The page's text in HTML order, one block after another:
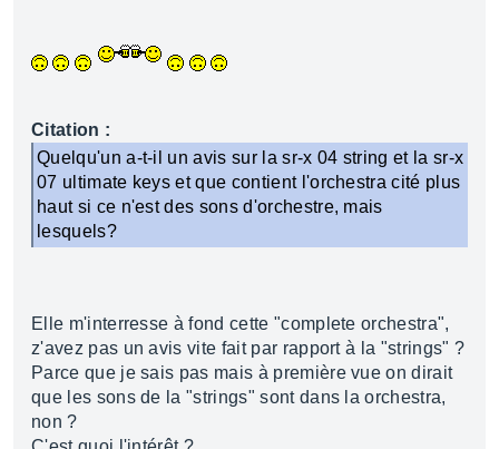
Citation :
Quelqu'un a-t-il un avis sur la sr-x 04 string et la sr-x
07 ultimate keys et que contient l'orchestra cité plus
haut si ce n'est des sons d'orchestre, mais
lesquels?
Elle m'interresse à fond cette "complete orchestra",
z'avez pas un avis vite fait par rapport à la "strings" ?
Parce que je sais pas mais à première vue on dirait
que les sons de la "strings" sont dans la orchestra,
non ?